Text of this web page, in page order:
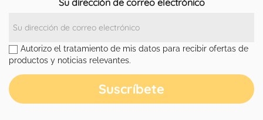
Su dirección de correo electrónico
Autorizo el tratamiento de mis datos para recibir ofertas de
productos y noticias relevantes.